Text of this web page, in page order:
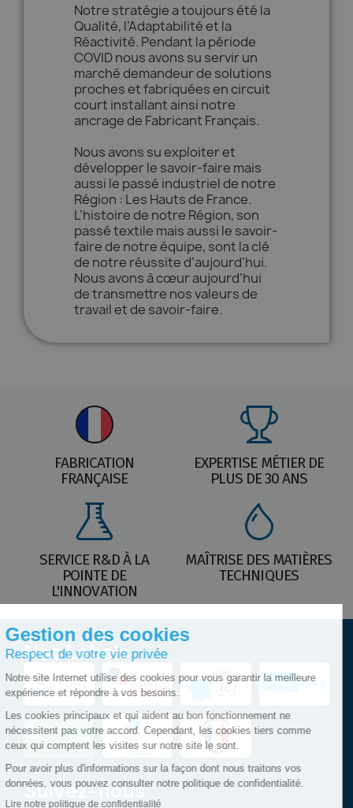
Notre stratégie a toujours été la
Qualité, l’Adaptabilité et la
Réactivité. Pendant la période
COVID nous avons su servir un
marché demandeur de solutions
proches et fabriquées en circuit
court installant ainsi notre
ancrage de Fabricant Français.
Nous avons su exploiter et
développer le savoir-faire mais
aussi le passé industriel de notre
Région : Les Hauts de France.
L’histoire de notre Région, son
passé textile mais aussi le savoir-
faire de notre équipe, sont la clé
de notre réussite d’aujourd’hui.
Nous avons à cœur aujourd’hui
de transmettre nos valeurs de
travail et de savoir-faire.
FABRICATION
FRANÇAISE
EXPERTISE MÉTIER DE
PLUS DE 30 ANS
SERVICE R&D À LA
POINTE DE
L'INNOVATION
MAÎTRISE DES MATIÈRES
TECHNIQUES
Nos Labels
Suivez-nous